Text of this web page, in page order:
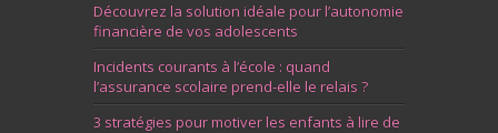
Découvrez la solution idéale pour l’autonomie
financière de vos adolescents
Incidents courants à l’école : quand
l’assurance scolaire prend-elle le relais ?
3 stratégies pour motiver les enfants à lire de